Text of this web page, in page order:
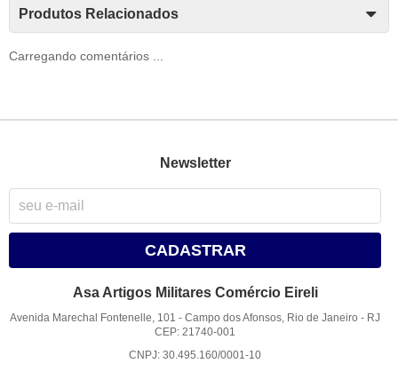
Produtos Relacionados
Carregando comentários ...
Newsletter
CADASTRAR
Asa Artigos Militares Comércio Eireli
Avenida Marechal Fontenelle, 101 -Campo dos Afonsos, Rio de Janeiro - RJ
CEP: 21740-001
CNPJ: 30.495.160/0001-10